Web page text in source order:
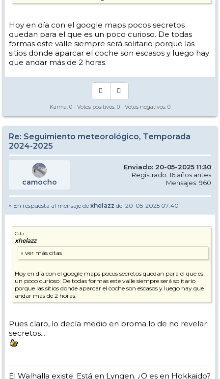
Hoy en día con el google maps pocos secretos
quedan para el que es un poco curioso. De todas
formas este valle siempre será solitario porque las
sitios donde aparcar el coche son escasos y luego hay
que andar más de 2 horas.
Karma: 0 - Votos positivos: 0 - Votos negativos: 0
Re: Seguimiento meteorológico, Temporada
2024-2025
camocho
Enviado: 20-05-2025 11:30
Registrado: 16 años antes
Mensajes: 960
» En respuesta al mensaje de xhelazz del 20-05-2025 07:40
Cita
xhelazz
Hoy en día con el google maps pocos secretos quedan para el que es
un poco curioso. De todas formas este valle siempre será solitario
porque las sitios donde aparcar el coche son escasos y luego hay que
andar más de 2 horas.
Pues claro, lo decía medio en broma lo de no revelar
secretos...
El Walhalla existe. Está en Lyngen. ¿O es en Hokkaido?